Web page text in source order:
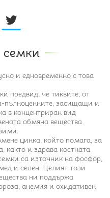
семки
и едновременно с това
предвид, че тиквите, от
пълноценните, засищащи и
в концентриран вид
обмяна вещества
цинка, който помага, за
както и здрава костната
са източник на фосфор,
и селен. Целият този
ни поддържа
анемия и охидативен